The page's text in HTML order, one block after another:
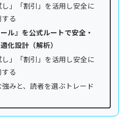
」「割引」を活用し安全に
る
ル』を公式ルートで安全・
化設計（解析）
」「割引」を活用し安全に
る
強みと、読者を選ぶトレード